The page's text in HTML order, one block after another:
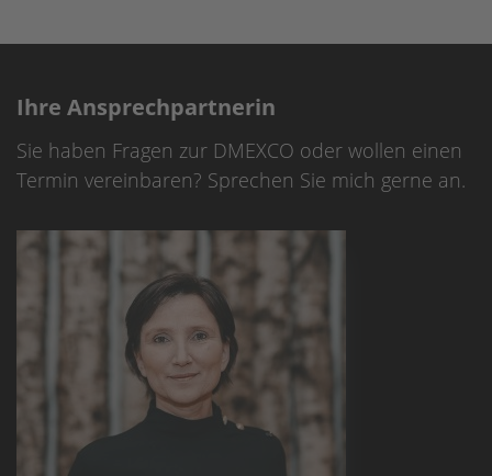
Ihre Ansprechpartnerin
Sie haben Fragen zur DMEXCO oder wollen einen
Termin vereinbaren? Sprechen Sie mich gerne an.